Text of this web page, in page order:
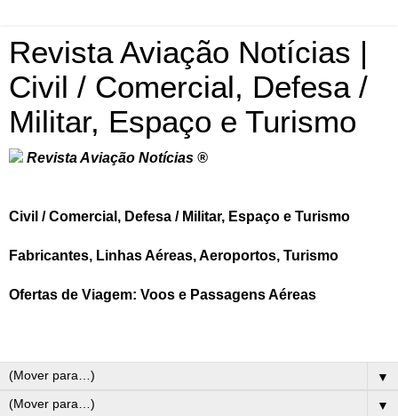
Revista Aviação Notícias |
Civil / Comercial, Defesa /
Militar, Espaço e Turismo
Revista Aviação Notícias ®
Civil / Comercial, Defesa / Militar, Espaço e Turismo
Fabricantes, Linhas Aéreas, Aeroportos, Turismo
Ofertas de Viagem: Voos e Passagens Aéreas
▼
▼